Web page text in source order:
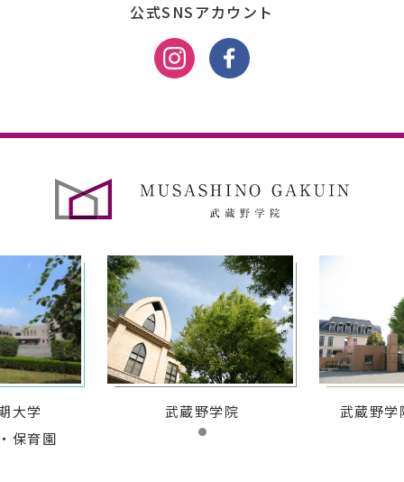
公式SNSアカウント
大学
保育園
武蔵野学院 武蔵野学